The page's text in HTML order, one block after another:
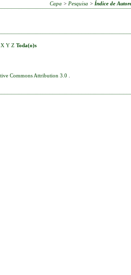
Capa > Pesquisa > Índice de
X Y Z Toda(o)s
Commons Attribution 3.0